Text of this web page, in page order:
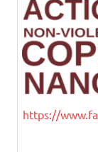
https://